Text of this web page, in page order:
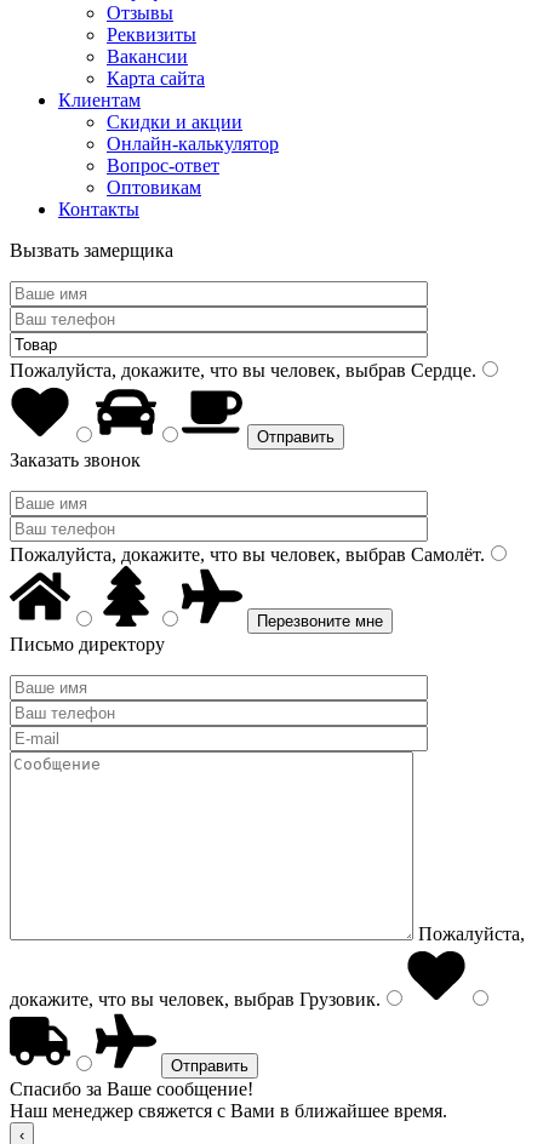
Отзывы
Реквизиты
Вакансии
Карта сайта
Клиентам
Скидки и акции
Онлайн-калькулятор
Вопрос-ответ
Оптовикам
Контакты
Вызвать замерщика
Пожалуйста, докажите, что вы человек, выбрав Сердце.
Заказать звонок
Пожалуйста, докажите, что вы человек, выбрав Самолёт.
Письмо директору
Пожалуйста,
докажите, что вы человек, выбрав Грузовик.
Спасибо за Ваше сообщение!
Наш менеджер свяжется с Вами в ближайшее время.